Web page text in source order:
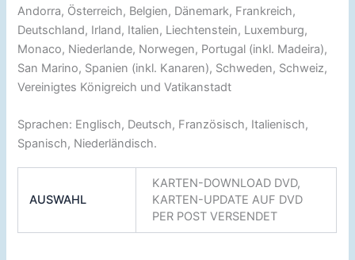
Andorra, Österreich, Belgien, Dänemark, Frankreich,
Deutschland, Irland, Italien, Liechtenstein, Luxemburg,
Monaco, Niederlande, Norwegen, Portugal (inkl. Madeira),
San Marino, Spanien (inkl. Kanaren), Schweden, Schweiz,
Vereinigtes Königreich und Vatikanstadt
Sprachen: Englisch, Deutsch, Französisch, Italienisch,
Spanisch, Niederländisch.
AUSWAHL
KARTEN-DOWNLOAD DVD,
KARTEN-UPDATE AUF DVD
PER POST VERSENDET